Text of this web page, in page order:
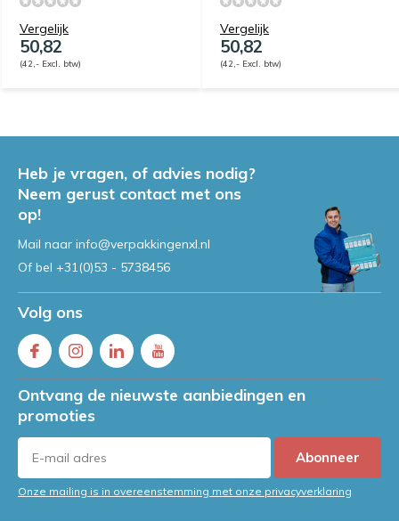
Vergelijk
50,82
(42,- Excl. btw)
Vergelijk
50,82
(42,- Excl. btw)
Heb je vragen, of advies nodig?
Neem gerust contact met ons
op!
Mail naar info@verpakkingenxl.nl
Of bel +31(0)53 - 5738456
Volg ons
Ontvang de nieuwste aanbiedingen en
promoties
Abonneer
Onze mailing is in overeenstemming met onze privacyverklaring